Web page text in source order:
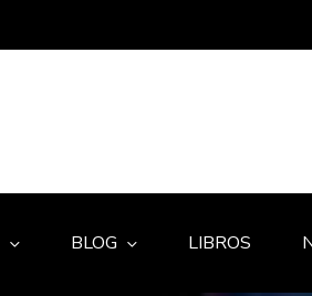
BLOG LIBROS